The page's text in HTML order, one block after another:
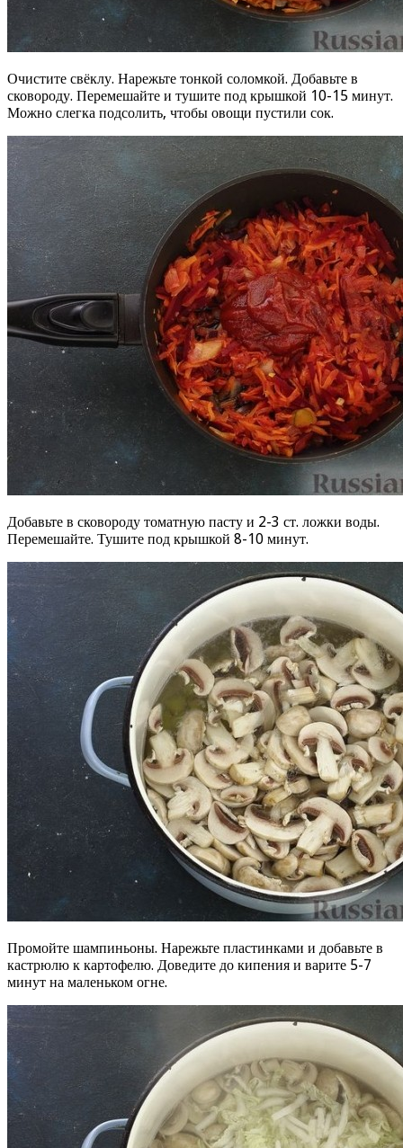
Очистите свёклу. Нарежьте тонкой соломкой. Добавьте в
сковороду. Перемешайте и тушите под крышкой 10-15 минут.
Можно слегка подсолить, чтобы овощи пустили сок.
Добавьте в сковороду томатную пасту и 2-3 ст. ложки воды.
Перемешайте. Тушите под крышкой 8-10 минут.
Промойте шампиньоны. Нарежьте пластинками и добавьте в
кастрюлю к картофелю. Доведите до кипения и варите 5-7
минут на маленьком огне.